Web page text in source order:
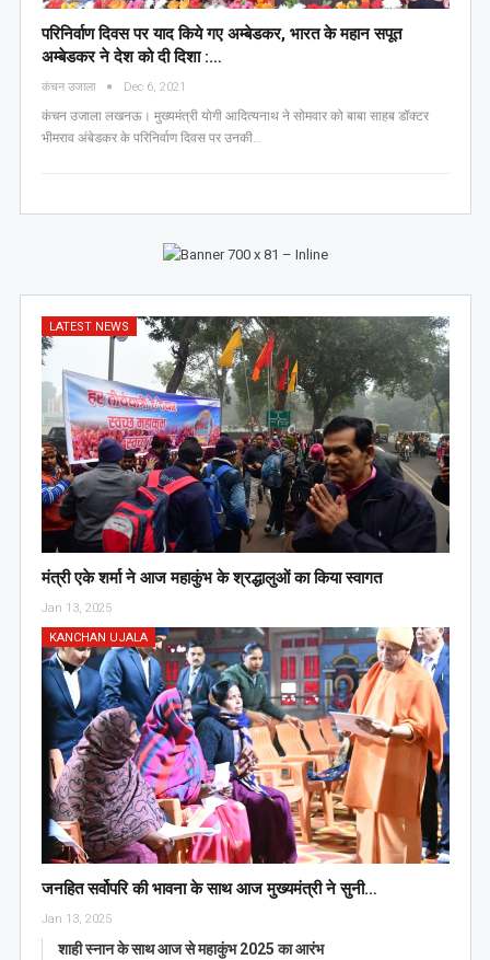
परिनिर्वाण दिवस पर याद किये गए अम्बेडकर, भारत के महान सपूत
अम्बेडकर ने देश को दी दिशा :…
कंचन उजाला Dec 6, 2021
कंचन उजाला लखनऊ। मुख्यमंत्री योगी आदित्यनाथ ने सोमवार को बाबा साहब डॉक्टर
भीमराव अंबेडकर के परिनिर्वाण दिवस पर उनकी…
LATEST NEWS
मंत्री एके शर्मा ने आज महाकुंभ के श्रद्धालुओं का किया स्वागत
Jan 13, 2025
KANCHAN UJALA
जनहित सर्वोपरि की भावना के साथ आज मुख्यमंत्री ने सुनी…
Jan 13, 2025
शाही स्नान के साथ आज से महाकुंभ 2025 का आरंभ